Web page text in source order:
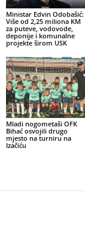
Ministar Edvin Odobašić:
Više od 2,25 miliona KM
za puteve, vodovode,
deponije i komunalne
projekte širom USK
Mladi nogometaši OFK
Bihać osvojili drugo
mjesto na turniru na
Izačiću